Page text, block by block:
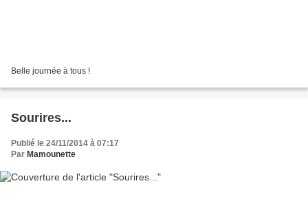
Belle journée à tous !
Sourires...
Publié le 24/11/2014 à 07:17
Par Mamounette